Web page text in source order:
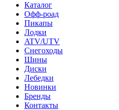
Каталог
Офф-роад
Пикапы
Лодки
ATV/UTV
Снегоходы
Шины
Диски
Лебедки
Новинки
Бренды
Контакты